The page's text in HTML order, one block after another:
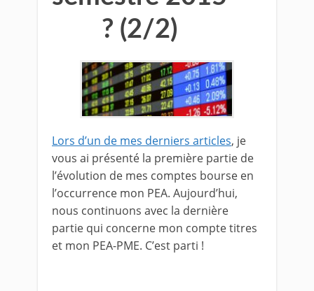
? (2/2)
Lors d’un de mes derniers articles, je
vous ai présenté la première partie de
l’évolution de mes comptes bourse en
l’occurrence mon PEA. Aujourd’hui,
nous continuons avec la dernière
partie qui concerne mon compte titres
et mon PEA-PME. C’est parti !